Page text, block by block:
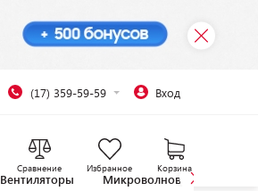
(17) 359-59-59 Вход
Сравнение Избранное Корзина
Вентиляторы Микроволновые печи